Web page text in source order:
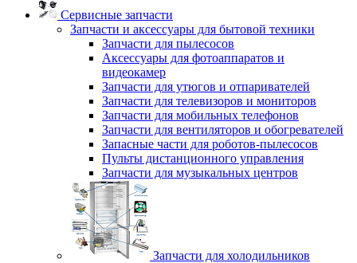
Сервисные запчасти
Запчасти и аксессуары для бытовой техники
Запчасти для пылесосов
Аксессуары для фотоаппаратов и
видеокамер
Запчасти для утюгов и отпаривателей
Запчасти для телевизоров и мониторов
Запчасти для мобильных телефонов
Запчасти для вентиляторов и обогревателей
Запасные части для роботов-пылесосов
Пульты дистанционного управления
Запчасти для музыкальных центров
Запчасти для холодильников